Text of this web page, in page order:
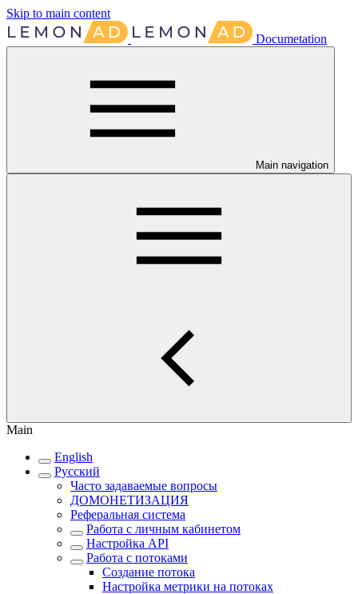
Skip to main content
Documetation
Main navigation
Main
English
Русский
Часто задаваемые вопросы
ДОМОНЕТИЗАЦИЯ
Реферальная система
Работа с личным кабинетом
Настройка API
Работа с потоками
Создание потока
Настройка метрики на потоках